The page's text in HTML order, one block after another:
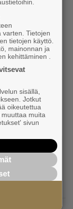
suoraan
asioista
ja Kehitys-
varten. Tietojen
tietojen käyttö.
mainonnan ja
kehittäminen .
sisällä,
Jotkut
oikeutettua
muita
sivun